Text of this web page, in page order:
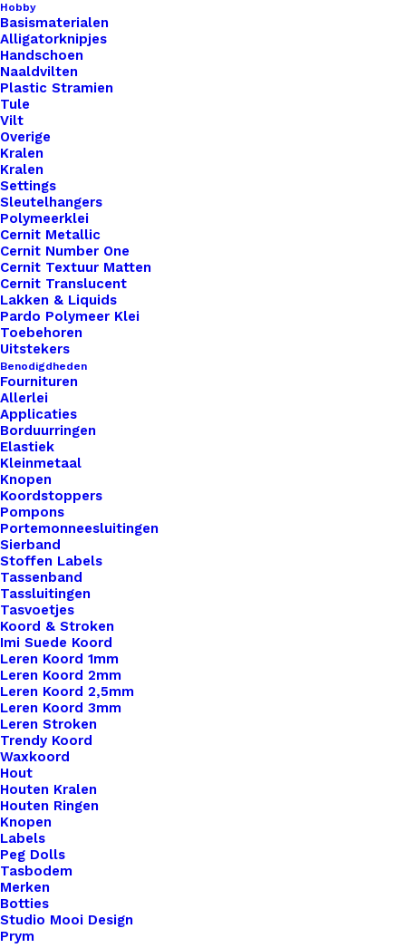
Hobby
Basismaterialen
Alligatorknipjes
Handschoen
Naaldvilten
Plastic Stramien
Tule
Vilt
Overige
Kralen
Kralen
Settings
Sleutelhangers
Polymeerklei
Cernit Metallic
Cernit Number One
Cernit Textuur Matten
Cernit Translucent
Lakken & Liquids
Pardo Polymeer Klei
Toebehoren
Uitstekers
Benodigdheden
Fournituren
Allerlei
Applicaties
Borduurringen
Elastiek
Kleinmetaal
Knopen
Koordstoppers
Pompons
Portemonneesluitingen
Sierband
Stoffen Labels
Tassenband
Tassluitingen
Tasvoetjes
Koord & Stroken
Imi Suede Koord
Leren Koord 1mm
Leren Koord 2mm
Leren Koord 2,5mm
Leren Koord 3mm
Leren Stroken
Trendy Koord
Waxkoord
Hout
Houten Kralen
Houten Ringen
Knopen
Labels
Peg Dolls
Tasbodem
Merken
Botties
Studio Mooi Design
Prym
Nog meer leuks!
Little Label Zacht Roze
€2,95